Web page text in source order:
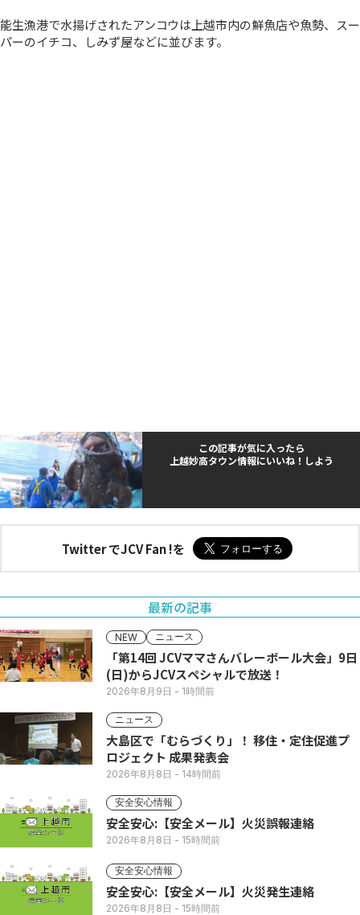
能生漁港で水揚げされたアンコウは上越市内の鮮魚店や魚勢、スー
パーのイチコ、しみず屋などに並びます。
この記事が気に入ったら
上越妙高タウン情報にいいね！しよう
Twitter でJCV Fan !を
最新の記事
NEW ニュース
「第14回 JCVママさんバレーボール大会」9日
(日)からJCVスペシャルで放送！
2026年8月9日 - 1時間前
ニュース
大島区で「むらづくり」！ 移住・定住促進プ
ロジェクト 成果発表会
2026年8月8日 - 14時間前
安全安心情報
安全安心:【安全メール】火災誤報連絡
2026年8月8日 - 15時間前
安全安心情報
安全安心:【安全メール】火災発生連絡
2026年8月8日 - 15時間前